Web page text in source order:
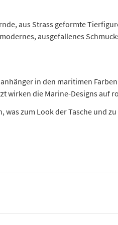
aus Strass geformte
ausgefallenes
in den maritimen
die Marine-Designs auf
was zum Look der Tasche und